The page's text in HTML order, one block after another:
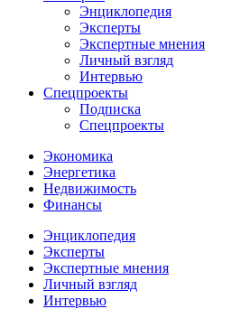
Энциклопедия
Эксперты
Экспертные мнения
Личный взгляд
Интервью
Спецпроекты
Подписка
Спецпроекты
Экономика
Энергетика
Недвижимость
Финансы
Энциклопедия
Эксперты
Экспертные мнения
Личный взгляд
Интервью